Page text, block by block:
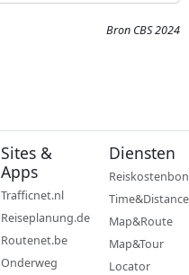
Bron CBS 2024
Sites &
Apps
Trafficnet.nl
Reiseplanung.de
Routenet.be
Onderweg
Diensten
Reiskostenbon
Time&Distance
Map&Route
Map&Tour
Locator